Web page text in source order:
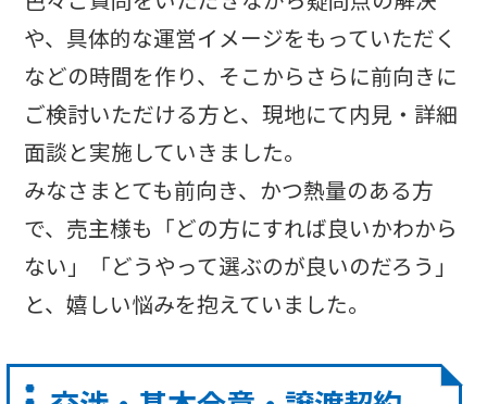
や、具体的な運営イメージをもっていただく
などの時間を作り、そこからさらに前向きに
ご検討いただける方と、現地にて内見・詳細
面談と実施していきました。
みなさまとても前向き、かつ熱量のある方
で、売主様も「どの方にすれば良いかわから
ない」「どうやって選ぶのが良いのだろう」
と、嬉しい悩みを抱えていました。